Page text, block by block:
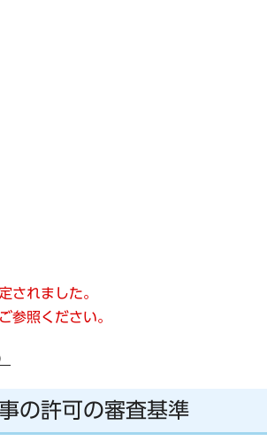
されました。
参照ください。
の許可の審査基準